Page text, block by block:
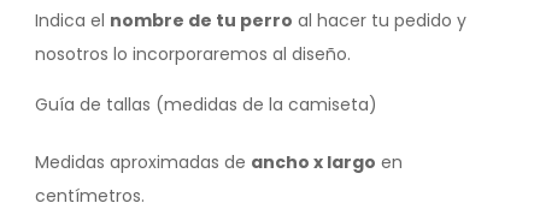
Indica el nombre de tu perro al hacer tu pedido y
nosotros lo incorporaremos al diseño.
Guía de tallas (medidas de la camiseta)
Medidas aproximadas de ancho x largo en
centímetros.